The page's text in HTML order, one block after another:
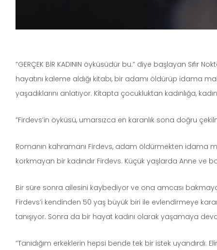
”GERÇEK BİR KADININ öyküsüdür bu.” diye başlayan Sıfır
hayatını kaleme aldığı kitabı, bir adamı öldürüp idama
yaşadıklarını anlatıyor. Kitapta çocukluktan kadınlığa,
”Firdevs’in öyküsü, umarsızca en karanlık sona doğru
Romanın kahramanı Firdevs, adam öldürmekten idama
korkmayan bir kadındır Firdevs. Küçük yaşlarda Anne ve
Bir süre sonra ailesini kaybediyor ve ona amcası
Firdevs’i kendinden 50 yaş büyük biri ile evlendirmeye
tanışıyor. Sonra da bir hayat kadını olarak yaşamaya
”Tanıdığım erkeklerin hepsi bende tek bir istek uyandırdı: